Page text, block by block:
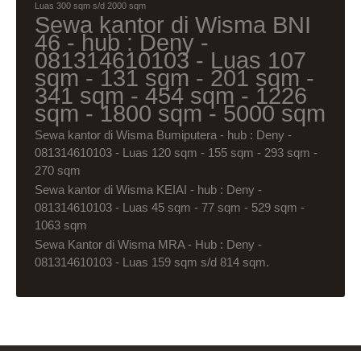
Luas 300 sqm s/d 2000 sqm
Sewa kantor di Wisma BNI
46 - hub : Deny -
081314610103 - Luas 107
sqm - 131 sqm - 201 sqm -
341 sqm - 454 sqm - 1226
sqm - 1800 sqm - 5000 sqm
Sewa kantor di Wisma Bumiputera - hub : Deny -
081314610103 - Luas 120 sqm - 155 sqm - 293 sqm -
270 sqm
Sewa kantor di Wisma KEIAI - hub : Deny -
081314610103 - Luas 45 sqm - 77 sqm - 529 sqm -
1063 sqm
Sewa Kantor di Wisma MRA - Hub : Deny -
081314610103 - Luas 159 sqm s/d 814 sqm.